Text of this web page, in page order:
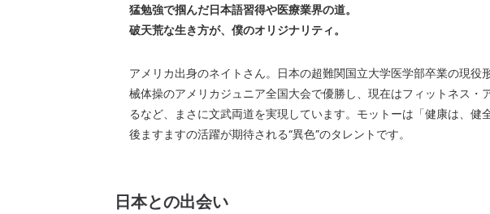
猛勉強で掴んだ日本語習得や医療業界の道。
破天荒な生き方が、僕のオリジナリティ。
アメリカ出身のネイトさん。日本の超難関国立大学医学部卒業の現役
械体操のアメリカジュニア全国大会で優勝し、現在はフィットネス・
るなど、まさに文武両道を実現しています。モットーは「健康は、健
後ますますの活躍が期待される“異色”のタレントです。
日本との出会い